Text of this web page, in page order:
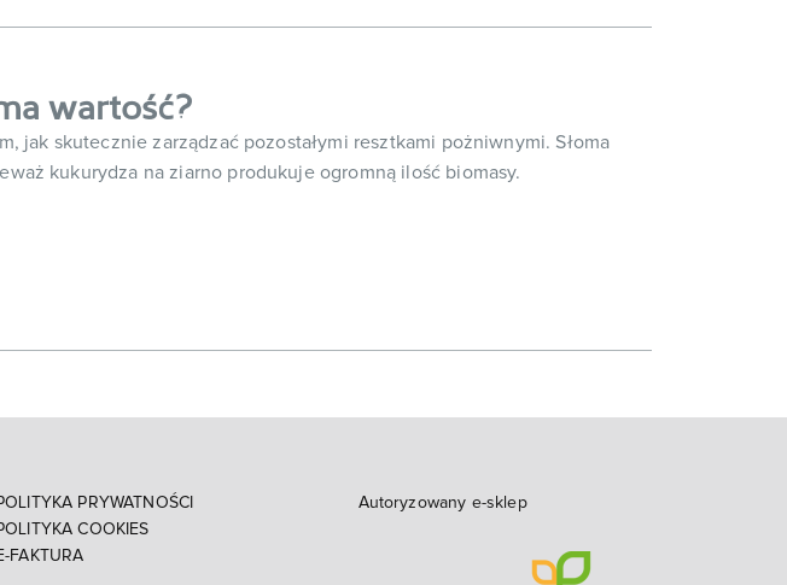
wartość?
jak skutecznie zarządzać pozostałymi resztkami pożniwnymi. Słoma
kukurydza na ziarno produkuje ogromną ilość biomasy.
PRYWATNOŚCI
COOKIES
FAKTURA
Autoryzowany e-sklep